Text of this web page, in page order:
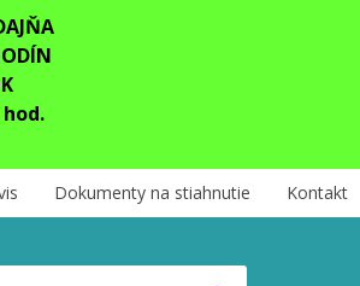
hod.
Dokumenty na stiahnutie Kontakt